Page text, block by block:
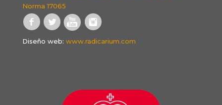
Norma 17065
Diseño web: www.radicarium.com